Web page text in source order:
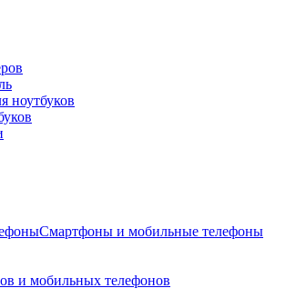
ноутбуков
Смартфоны и мобильные телефоны
и мобильных телефонов